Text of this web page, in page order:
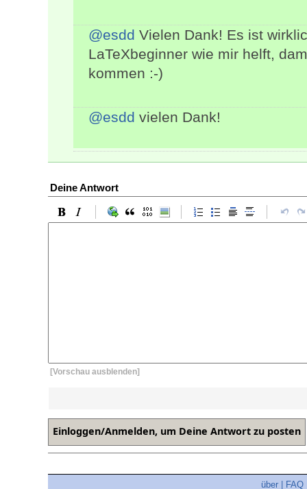
@esdd Vielen Dank! Es ist
LaTeXbeginner wie mir helft,
kommen :-)
@esdd vielen Dank!
Deine Antwort
[Vorschau ausblenden]
über FAQ